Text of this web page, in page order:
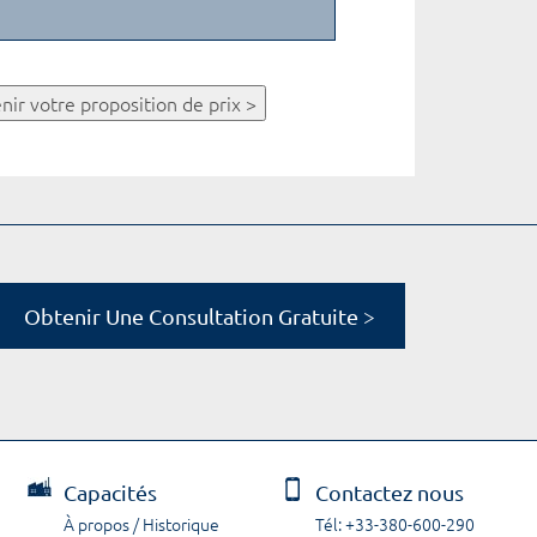
votre proposition de prix >
Obtenir Une Consultation Gratuite >
Capacités
À propos / Historique
Contactez nous
Tél: +33-380-600-290